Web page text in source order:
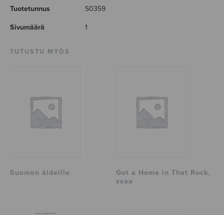
Tuotetunnus S0359
Sivumäärä 1
TUTUSTU MYÖS
Suomen äideille
Got a Home in That Rock,
ssaa